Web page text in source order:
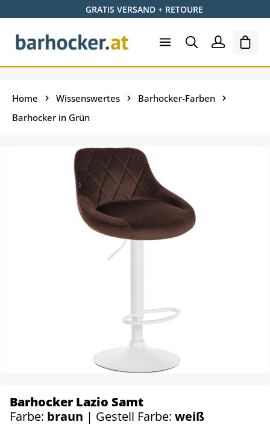
Zum Hauptinhalt springenGRATIS VERSAND + RETOURE
Home Wissenswertes
Barhocker-Farben
Barhocker in Grün
Barhocker Lazio Samt
Farbe: braun | Gestell Farbe: weiß